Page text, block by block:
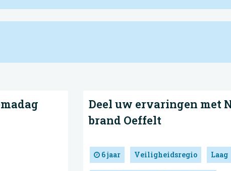
Deel uw ervaringen met
brand Oeffelt
6 jaar Veiligheidsregio Laag